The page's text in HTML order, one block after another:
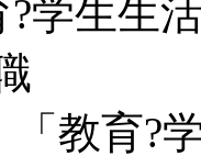
?学生生活
「教育?